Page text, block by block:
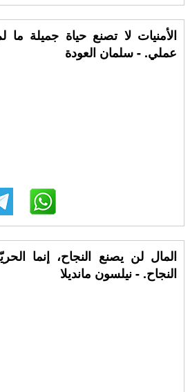
الأمنيات لا تصنع حياة جميلة ما
عملي. - سلمان العودة
المال لن يصنع النجاح، إنما
النجاح. - نيلسون مانديلا